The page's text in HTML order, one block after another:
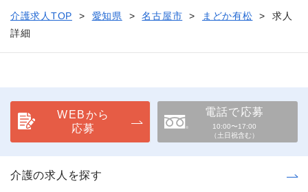
介護求人TOP 愛知県 名古屋市 まどか有松
求人
詳細
WEBから
応募
電話で応募
10:00〜17:00
（土日祝含む）
介護の求人を探す